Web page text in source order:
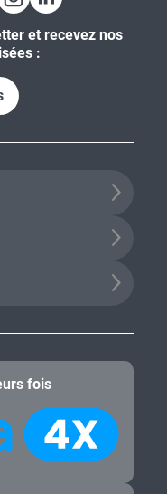
et recevez nos
:
fois